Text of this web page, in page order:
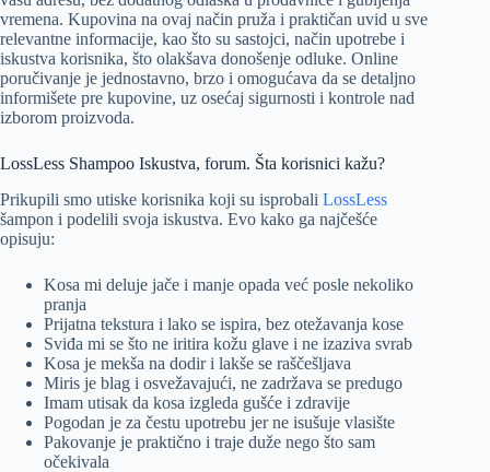
vremena. Kupovina na ovaj način pruža i praktičan uvid u sve
relevantne informacije, kao što su sastojci, način upotrebe i
iskustva korisnika, što olakšava donošenje odluke. Online
poručivanje je jednostavno, brzo i omogućava da se detaljno
informišete pre kupovine, uz osećaj sigurnosti i kontrole nad
izborom proizvoda.
LossLess Shampoo Iskustva, forum. Šta korisnici kažu?
Prikupili smo utiske korisnika koji su isprobali LossLess
šampon i podelili svoja iskustva. Evo kako ga najčešće
opisuju:
Kosa mi deluje jače i manje opada već posle nekoliko
pranja
Prijatna tekstura i lako se ispira, bez otežavanja kose
Sviđa mi se što ne iritira kožu glave i ne izaziva svrab
Kosa je mekša na dodir i lakše se raščešljava
Miris je blag i osvežavajući, ne zadržava se predugo
Imam utisak da kosa izgleda gušće i zdravije
Pogodan je za čestu upotrebu jer ne isušuje vlasište
Pakovanje je praktično i traje duže nego što sam
očekivala